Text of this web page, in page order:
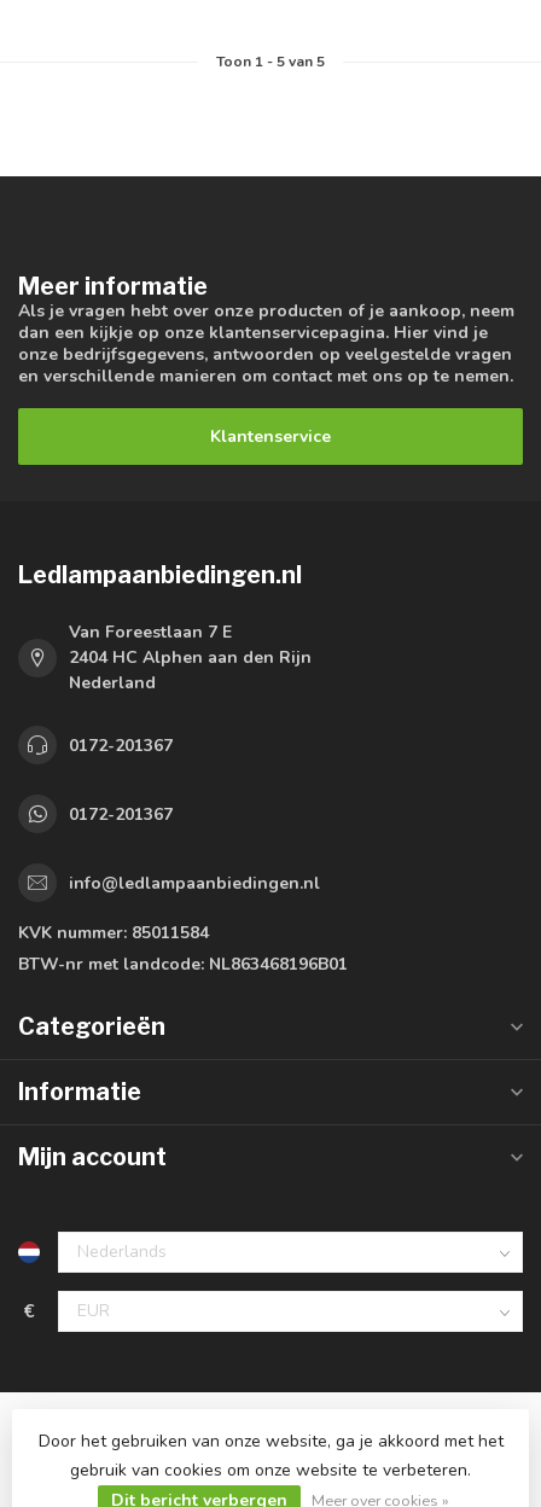
Toon 1-5van 5
Meer informatie
Als je vragen hebt over onze producten of je aankoop, neem
dan een kijkje op onze klantenservicepagina. Hier vind je
onze bedrijfsgegevens, antwoorden op veelgestelde vragen
en verschillende manieren om contact met ons op te nemen.
Klantenservice
Ledlampaanbiedingen.nl
Van Foreestlaan 7 E
2404 HC Alphen aan den Rijn
Nederland
0172-201367
0172-201367
info@ledlampaanbiedingen.nl
KVK nummer: 85011584
BTW-nr met landcode: NL863468196B01
Categorieën
Informatie
Mijn account
€
© Copyright 2026 Ledlampaanbiedingen.nl
Door het gebruiken van onze website, ga je akkoord met het
gebruik van cookies om onze website te verbeteren.
Dit bericht verbergen
Meer over cookies »